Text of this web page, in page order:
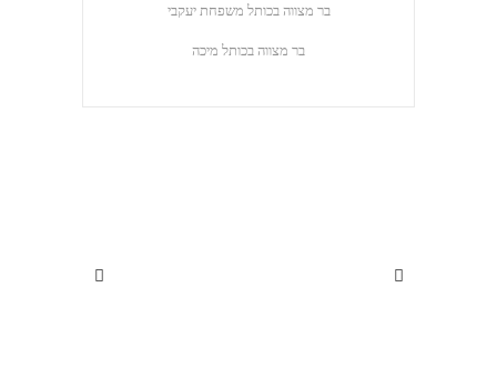
בר מצווה בכותל ‎⁨משפחת יעקבי
בר מצווה בכותל מיכה